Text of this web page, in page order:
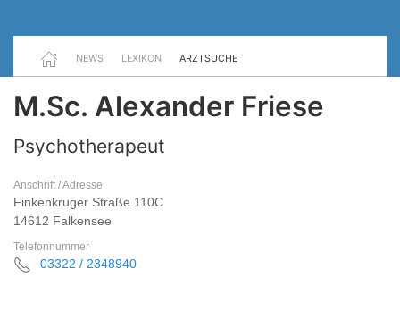
NEWS LEXIKON ARZTSUCHE
M.Sc. Alexander Friese
Psychotherapeut
Anschrift / Adresse
Finkenkruger Straße 110C
14612 Falkensee
Telefonnummer
03322 / 2348940